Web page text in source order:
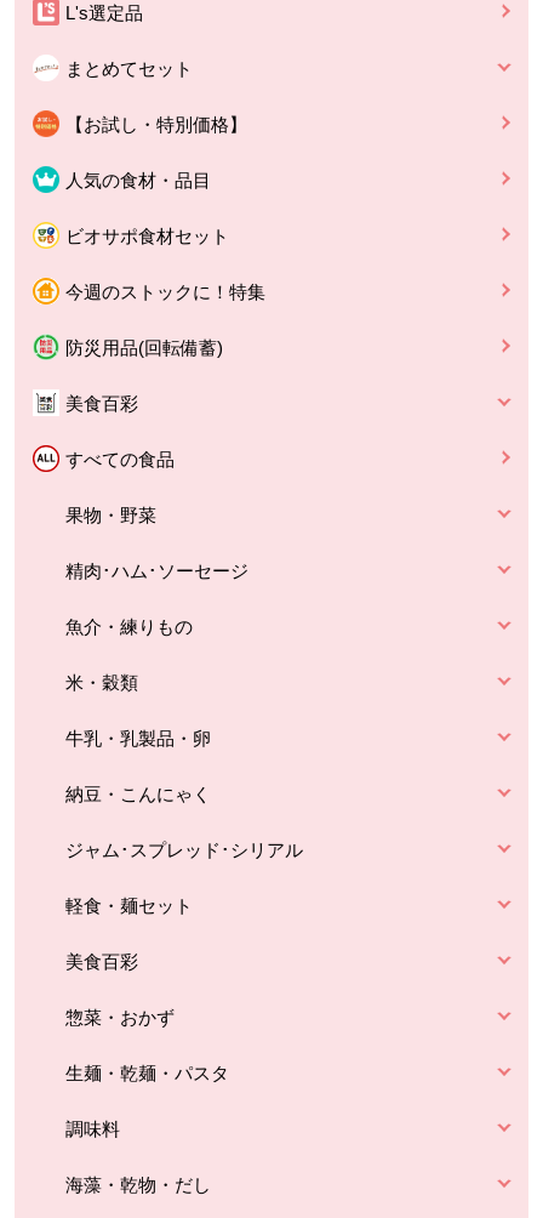
L's選定品
まとめてセット
【お試し・特別価格】
人気の食材・品目
ビオサポ食材セット
今週のストックに！特集
防災用品(回転備蓄)
美食百彩
すべての食品
果物・野菜
精肉･ハム･ソーセージ
魚介・練りもの
米・穀類
牛乳・乳製品・卵
納豆・こんにゃく
ジャム･スプレッド･シリアル
軽食・麺セット
美食百彩
惣菜・おかず
生麺・乾麺・パスタ
調味料
海藻・乾物・だし